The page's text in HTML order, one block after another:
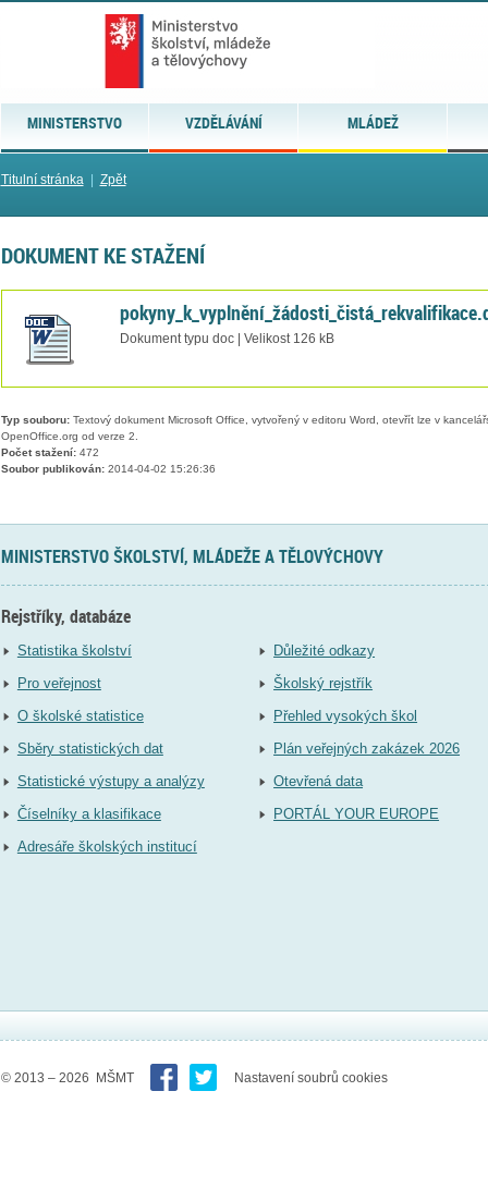
MINISTERSTVO VZDĚLÁVÁNÍ MLÁDEŽ
Titulní stránka| Zpět
DOKUMENT KE STAŽENÍ
Dokument typu doc | Velikost 126 kB
Typ souboru:Textový dokument Microsoft Office, vytvořený v editoru Word, otevřít lze v
OpenOffice.org od verze 2.
Počet stažení:472
Soubor publikován:2014-04-02 15:26:36
MINISTERSTVO ŠKOLSTVÍ, MLÁDEŽE A TĚLOVÝCHOVY
Rejstříky, databáze
Statistika školství
Pro veřejnost
O školské statistice
Sběry statistických dat
Statistické výstupy a analýzy
Číselníky a klasifikace
Adresáře školských institucí
Důležité odkazy
Školský rejstřík
Přehled vysokých škol
Plán veřejných zakázek 2026
Otevřená data
PORTÁL YOUR EUROPE
© 2013 – 2026 MŠMT Nastavení soubrů cookies